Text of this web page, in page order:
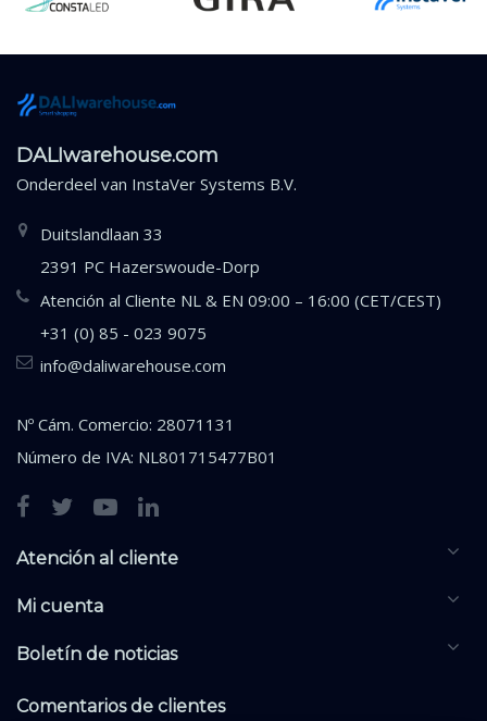
DALIwarehouse.com
Onderdeel van InstaVer Systems B.V.
Duitslandlaan 33
2391 PC Hazerswoude-Dorp
Atención al Cliente NL & EN 09:00 – 16:00 (CET/CEST)
+31 (0) 85 - 023 9075
info@daliwarehouse.com
Nº Cám. Comercio: 28071131
Número de IVA: NL801715477B01
Atención al cliente
Mi cuenta
Boletín de noticias
Comentarios de clientes